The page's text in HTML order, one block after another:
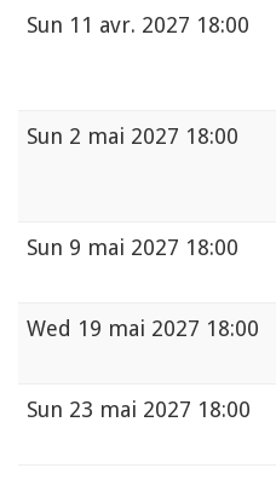
Sun 11 avr. 2027 18:00
Sun 2 mai 2027 18:00
Sun 9 mai 2027 18:00
Wed 19 mai 2027 18:00
Sun 23 mai 2027 18:00